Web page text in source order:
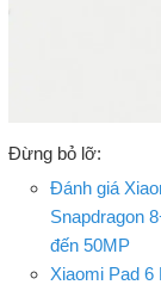
Đừng bỏ lỡ:
Đánh giá
Snapdragon
đến 50MP
Xiaomi Pad 6